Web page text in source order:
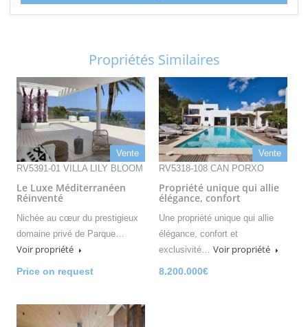
Propriétés Similaires
Vente
RV5391-01 VILLA LILY BLOOM
Le Luxe Méditerranéen
Réinventé
Nichée au cœur du prestigieux
domaine privé de Parque…
Voir propriété
Price on request
Vente
RV5318-108 CAN PORXO
Propriété unique qui allie
élégance, confort
Une propriété unique qui allie
élégance, confort et
exclusivité… Voir propriété
8.200.000€